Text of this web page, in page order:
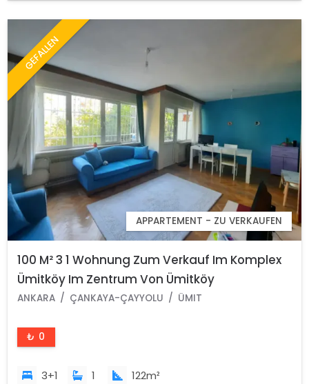
GEFALLEN
APPARTEMENT - ZU VERKAUFEN
100 M² 3 1 Wohnung Zum Verkauf Im Komplex
Ümitköy Im Zentrum Von Ümitköy
ANKARA ÇANKAYA-ÇAYYOLU ÜMIT
₺ 0
3+1 1 122m²